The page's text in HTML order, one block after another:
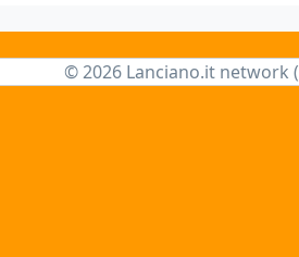
© 2026 Lanciano.it network (